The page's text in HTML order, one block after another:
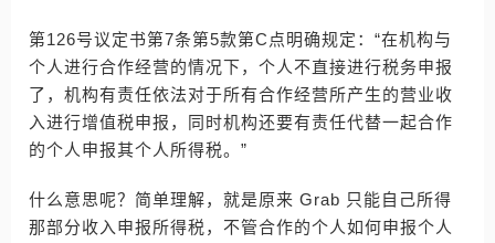
第126号议定书第7条第5款第C点明确规定：“在机构与
个人进行合作经营的情况下，个人不直接进行税务申报
了，机构有责任依法对于所有合作经营所产生的营业收
入进行增值税申报，同时机构还要有责任代替一起合作
的个人申报其个人所得税。”
什么意思呢？简单理解，就是原来 Grab 只能自己所得
那部分收入申报所得税，不管合作的个人如何申报个人